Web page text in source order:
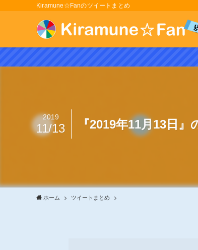
Kiramune☆Fanのツイートまとめ
『2019年11月13日
2019
11/13
ホーム ツイートまとめ